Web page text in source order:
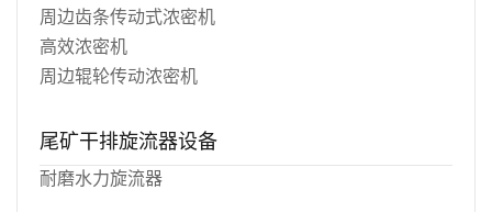
周边齿条传动式浓密机
高效浓密机
周边辊轮传动浓密机
尾矿干排旋流器设备
耐磨水力旋流器